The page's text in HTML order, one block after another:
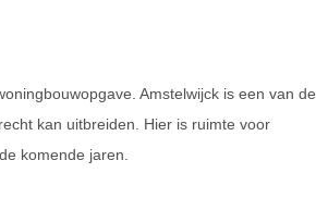
Amstelwijck is een van de
kan uitbreiden. Hier is ruimte voor
komende jaren.